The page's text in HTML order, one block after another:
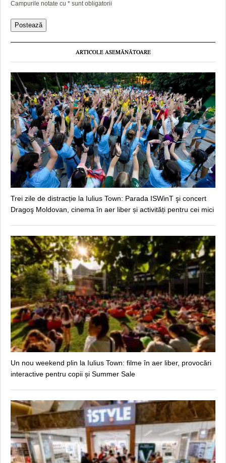
Campurile notate cu * sunt obligatorii
ARTICOLE ASEMĂNĂTOARE
Trei zile de distracție la Iulius Town: Parada ISWinT şi concert
Dragoş Moldovan, cinema în aer liber și activități pentru cei mici
Un nou weekend plin la Iulius Town: filme în aer liber, provocări
interactive pentru copii și Summer Sale